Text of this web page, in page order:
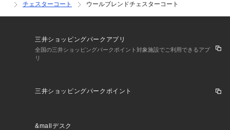
チェスターコート
ウールブレンドチェスターコート
三井ショッピングパークアプリ
全国の三井ショッピングパークポイント対象施設でご利用できるアプ
リ
三井ショッピングパークポイント
&mallデスク